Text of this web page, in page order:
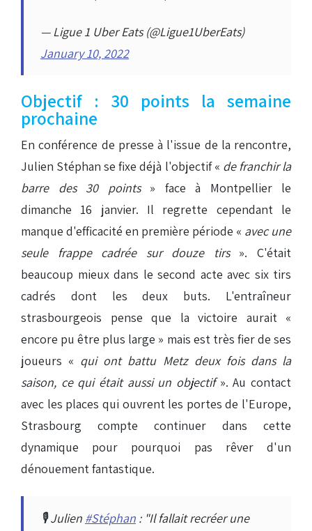
— Ligue 1 Uber Eats (@Ligue1UberEats)
January 10, 2022
Objectif : 30 points la semaine
prochaine
En conférence de presse à l'issue de la rencontre,
Julien Stéphan se fixe déjà l'objectif « de franchir la
barre des 30 points» face à Montpellier le
dimanche 16 janvier. Il regrette cependant le
manque d'efficacité en première période « avec une
seule frappe cadrée sur douze tirs». C'était
beaucoup mieux dans le second acte avec six tirs
cadrés dont les deux buts. L'entraîneur
strasbourgeois pense que la victoire aurait «
encore pu être plus large » mais est très fier de ses
joueurs « qui ont battu Metz deux fois dans la
saison, ce qui était aussi un objectif». Au contact
avec les places qui ouvrent les portes de l'Europe,
Strasbourg compte continuer dans cette
dynamique pour pourquoi pas rêver d'un
dénouement fantastique.
🎙️ Julien #Stéphan : "Il fallait recréer une